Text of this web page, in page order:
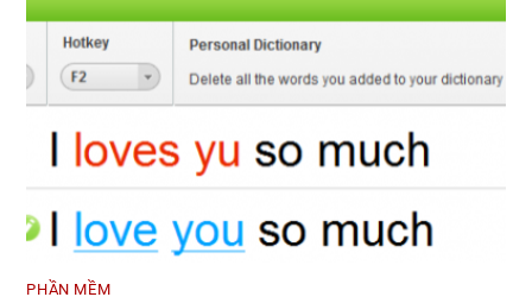
PHẦN MỀM